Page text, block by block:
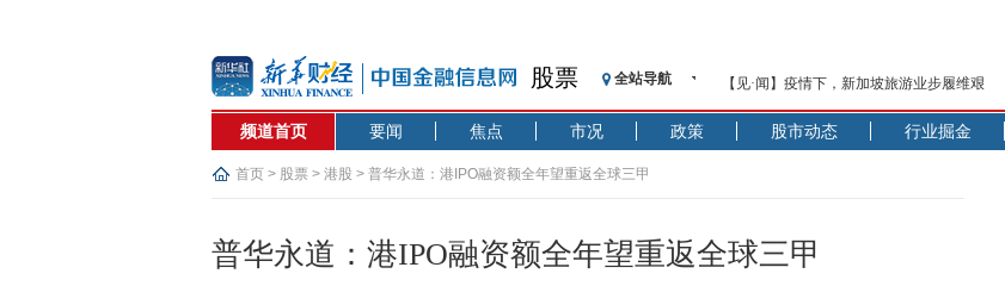
股票 全站导航
【见·闻】疫情下，新加坡旅游业步履维艰
记者手记：疫情下的香港零售业如何浴火重
【见·闻】疫情下一家香港传统零售商的转型
济安金信：中国基金市场数据分析周报（
【新华财经调查】同业存单、结构性存款玩
央行公开市场净投放300亿元 短端资金利率
频道首页 要闻 焦点 市况 政策 股市动态 行业掘金
首页 > 股票 > 港股 > 普华永道：港IPO融资额全年望重返全球三甲
普华永道：港IPO融资额全年望重返全球三甲